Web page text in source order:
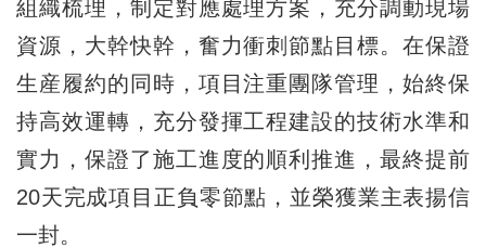
組織梳理，制定對應處理方案，充分調動現場
資源，大幹快幹，奮力衝刺節點目標。在保證
生産履約的同時，項目注重團隊管理，始終保
持高效運轉，充分發揮工程建設的技術水準和
實力，保證了施工進度的順利推進，最終提前
20天完成項目正負零節點，並榮獲業主表揚信
一封。